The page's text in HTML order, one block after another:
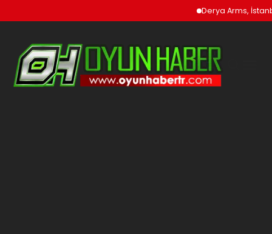
Derya Arms, İstanbul